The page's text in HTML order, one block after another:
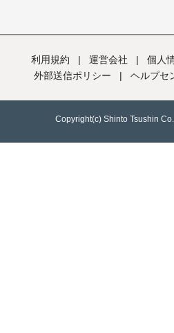
利用規約 | 運営会社 | 個人
外部送信ポリシー
| ヘルプセ
Copyright(c) Shinto Tsushin